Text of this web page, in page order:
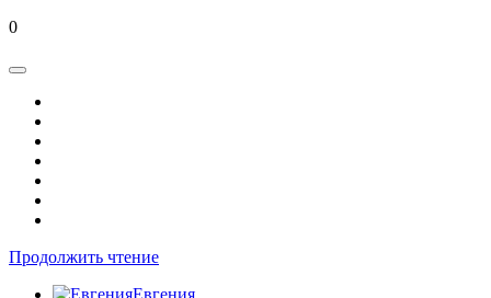
0
Продолжить чтение
Евгения